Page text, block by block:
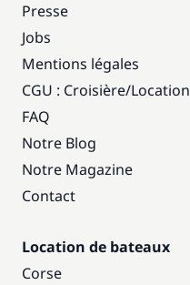
Presse
Jobs
Mentions légales
CGU : Croisière/Location
FAQ
Notre Blog
Notre Magazine
Contact
Location de bateaux
Corse